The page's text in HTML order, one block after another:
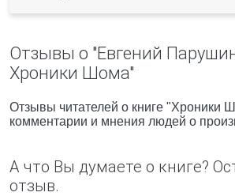
Отзывы о "Евгений
Хроники Шома"
Отзывы читателей о книге "Хроники
комментарии и мнения людей о
А что Вы думаете о книге?
отзыв.